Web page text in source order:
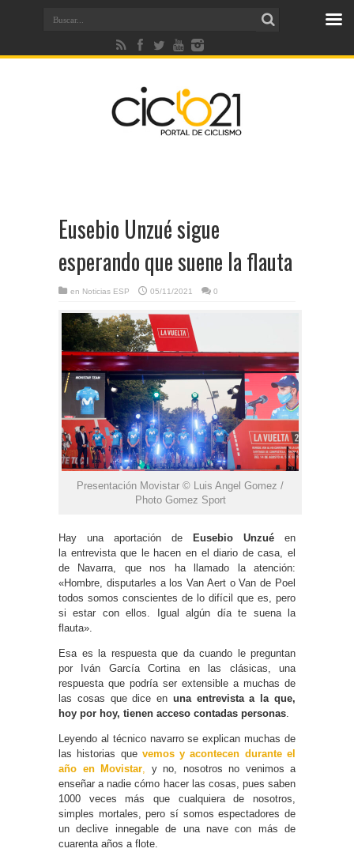
Eusebio Unzué sigue
esperando que suene la flauta
en Noticias ESP 05/11/2021 0
Presentación Movistar © Luis Angel Gomez /
Photo Gomez Sport
Hay una aportación de Eusebio Unzué en
la entrevista que le hacen en el diario de casa, el
de Navarra, que nos ha llamado la atención:
«Hombre, disputarles a los Van Aert o Van de Poel
todos somos conscientes de lo difícil que es, pero
si estar con ellos. Igual algún día te suena la
flauta».
Esa es la respuesta que da cuando le preguntan
por Iván García Cortina en las clásicas, una
respuesta que podría ser extensible a muchas de
las cosas que dice en una entrevista a la que,
hoy por hoy, tienen acceso contadas personas
Leyendo al técnico navarro se explican muchas de
las historias que vemos y acontecen durante el
año en Movistar
y no, nosotros no venimos a
enseñar a nadie cómo hacer las cosas, pues saben
1000 veces más que cualquiera de nosotros,
simples mortales, pero sí somos espectadores de
un declive innegable de una nave con más de
cuarenta años a flote.